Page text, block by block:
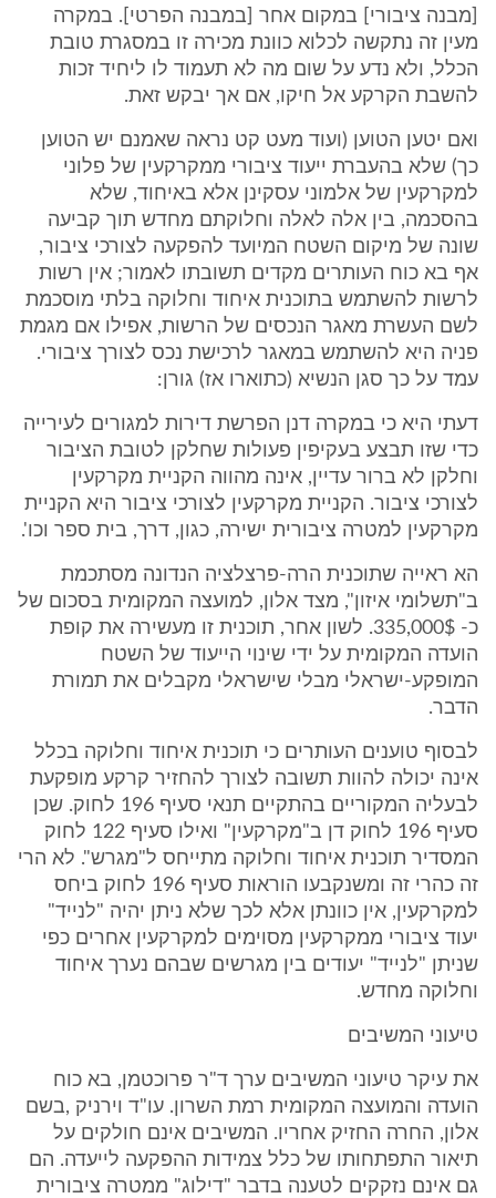
[מבנה ציבורי] במקום אחר [במבנה הפרטי]. במקרה
מעין זה נתקשה לכלוא כוונת מכירה זו במסגרת טובת
הכלל, ולא נדע על שום מה לא תעמוד לו ליחיד זכות
להשבת הקרקע אל חיקו, אם אך יבקש זאת.
ואם יטען הטוען (ועוד מעט קט נראה שאמנם יש הטוען
כך) שלא בהעברת ייעוד ציבורי ממקרקעין של פלוני
למקרקעין של אלמוני עסקינן אלא באיחוד, שלא
בהסכמה, בין אלה לאלה וחלוקתם מחדש תוך קביעה
שונה של מיקום השטח המיועד להפקעה לצורכי ציבור,
אף בא כוח העותרים מקדים תשובתו לאמור; אין רשות
לרשות להשתמש בתוכנית איחוד וחלוקה בלתי מוסכמת
לשם העשרת מאגר הנכסים של הרשות, אפילו אם מגמת
פניה היא להשתמש במאגר לרכישת נכס לצורך ציבורי.
עמד על כך סגן הנשיא (כתוארו אז) גורן:
דעתי היא כי במקרה דנן הפרשת דירות למגורים לעירייה
כדי שזו תבצע בעקיפין פעולות שחלקן לטובת הציבור
וחלקן לא ברור עדיין, אינה מהווה הקניית מקרקעין
לצורכי ציבור. הקניית מקרקעין לצורכי ציבור היא הקניית
מקרקעין למטרה ציבורית ישירה, כגון, דרך, בית ספר וכו'.
הא ראייה שתוכנית הרה-פרצלציה הנדונה מסתכמת
ב"תשלומי איזון", מצד אלון, למועצה המקומית בסכום של
כ- 335,000$. לשון אחר, תוכנית זו מעשירה את קופת
הועדה המקומית על ידי שינוי הייעוד של השטח
המופקע-ישראלי מבלי שישראלי מקבלים את תמורת
הדבר.
לבסוף טוענים העותרים כי תוכנית איחוד וחלוקה בכלל
אינה יכולה להוות תשובה לצורך להחזיר קרקע מופקעת
לבעליה המקוריים בהתקיים תנאי סעיף 196 לחוק. שכן
סעיף 196 לחוק דן ב"מקרקעין" ואילו סעיף 122 לחוק
המסדיר תוכנית איחוד וחלוקה מתייחס ל"מגרש". לא הרי
זה כהרי זה ומשנקבעו הוראות סעיף 196 לחוק ביחס
למקרקעין, אין כוונתן אלא לכך שלא ניתן יהיה "לנייד"
יעוד ציבורי ממקרקעין מסוימים למקרקעין אחרים כפי
שניתן "לנייד" יעודים בין מגרשים שבהם נערך איחוד
וחלוקה מחדש.
טיעוני המשיבים
את עיקר טיעוני המשיבים ערך ד"ר פרוכטמן, בא כוח
הועדה והמועצה המקומית רמת השרון. עו"ד וירניק ,בשם
אלון, החרה החזיק אחריו. המשיבים אינם חולקים על
תיאור התפתחותו של כלל צמידות ההפקעה לייעדה. הם
גם אינם נזקקים לטענה בדבר "דילוג" ממטרה ציבורית